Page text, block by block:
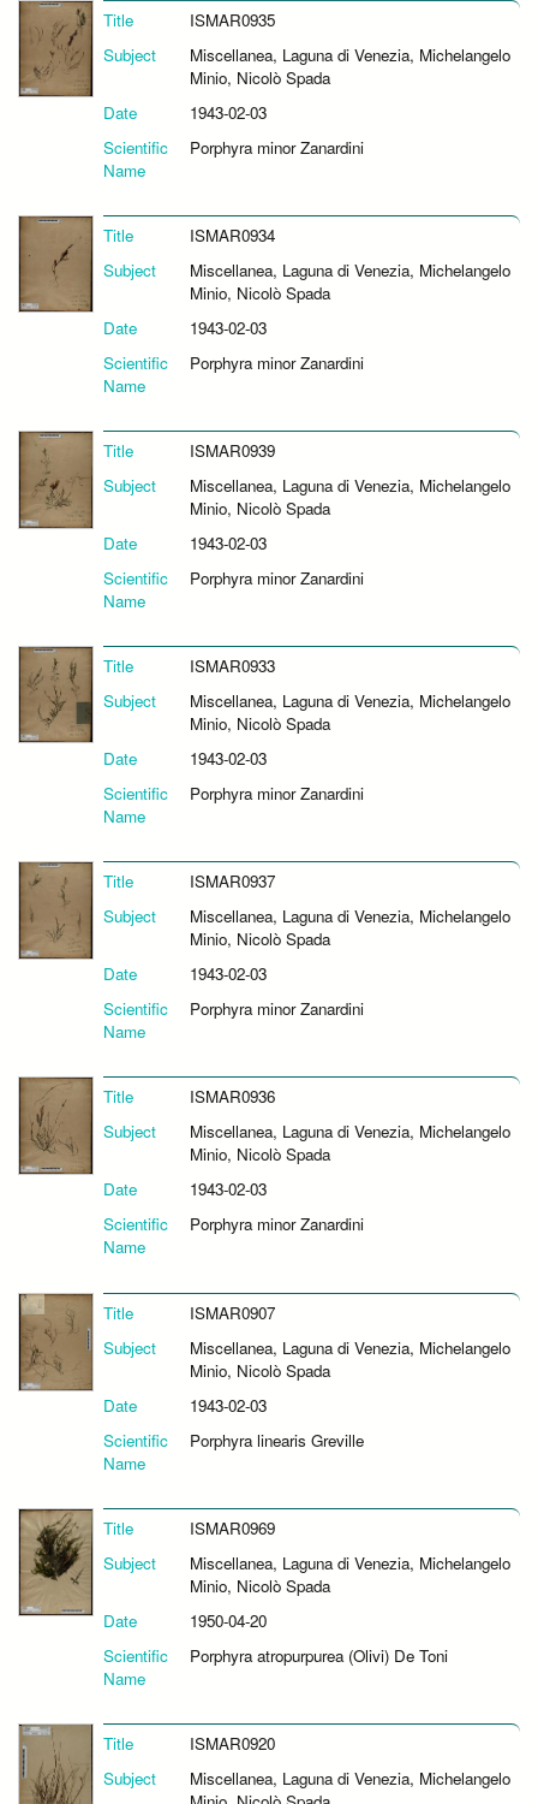
Title
ISMAR0935
Subject
Miscellanea, Laguna di Venezia, Michelangelo
Minio, Nicolò Spada
Date
1943-02-03
Scientific
Name
Porphyra minor Zanardini
Title
ISMAR0934
Subject
Miscellanea, Laguna di Venezia, Michelangelo
Minio, Nicolò Spada
Date
1943-02-03
Scientific
Name
Porphyra minor Zanardini
Title
ISMAR0939
Subject
Miscellanea, Laguna di Venezia, Michelangelo
Minio, Nicolò Spada
Date
1943-02-03
Scientific
Name
Porphyra minor Zanardini
Title
ISMAR0933
Subject
Miscellanea, Laguna di Venezia, Michelangelo
Minio, Nicolò Spada
Date
1943-02-03
Scientific
Name
Porphyra minor Zanardini
Title
ISMAR0937
Subject
Miscellanea, Laguna di Venezia, Michelangelo
Minio, Nicolò Spada
Date
1943-02-03
Scientific
Name
Porphyra minor Zanardini
Title
ISMAR0936
Subject
Miscellanea, Laguna di Venezia, Michelangelo
Minio, Nicolò Spada
Date
1943-02-03
Scientific
Name
Porphyra minor Zanardini
Title
ISMAR0907
Subject
Miscellanea, Laguna di Venezia, Michelangelo
Minio, Nicolò Spada
Date
1943-02-03
Scientific
Name
Porphyra linearis Greville
Title
ISMAR0969
Subject
Miscellanea, Laguna di Venezia, Michelangelo
Minio, Nicolò Spada
Date
1950-04-20
Scientific
Name
Porphyra atropurpurea (Olivi) De Toni
Title
ISMAR0920
Subject
Miscellanea, Laguna di Venezia, Michelangelo